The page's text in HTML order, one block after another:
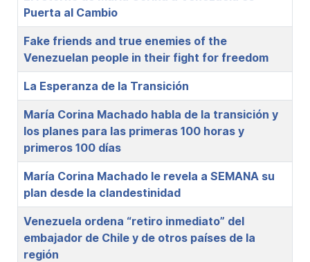
Puerta al Cambio
Fake friends and true enemies of the
Venezuelan people in their fight for freedom
La Esperanza de la Transición
María Corina Machado habla de la transición y
los planes para las primeras 100 horas y
primeros 100 días
María Corina Machado le revela a SEMANA su
plan desde la clandestinidad
Venezuela ordena “retiro inmediato” del
embajador de Chile y de otros países de la
región